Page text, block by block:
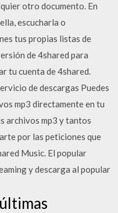
otro documento. En
escucharla o
tus propias listas de
de 4shared para
tu cuenta de 4shared.
de descargas Puedes
mp3 directamente en tu
archivos mp3 y tantos
por las peticiones que
Music. El popular
y descarga al popular